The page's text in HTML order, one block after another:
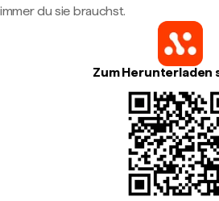
immer du sie brauchst.
Zum Herunterladen